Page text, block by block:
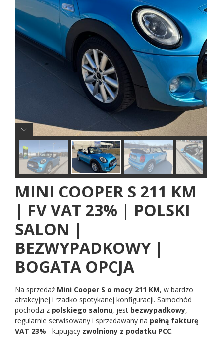
MINI COOPER S 211 KM
| FV VAT 23% | POLSKI
SALON |
BEZWYPADKOWY |
BOGATA OPCJA
Na sprzedaż Mini Cooper S o mocy 211 KM, w bardzo
atrakcyjnej i rzadko spotykanej konfiguracji. Samochód
pochodzi z polskiego salonu, jest bezwypadkowy,
regularnie serwisowany i sprzedawany na pełną fakturę
VAT 23%– kupujący zwolniony z podatku PCC.